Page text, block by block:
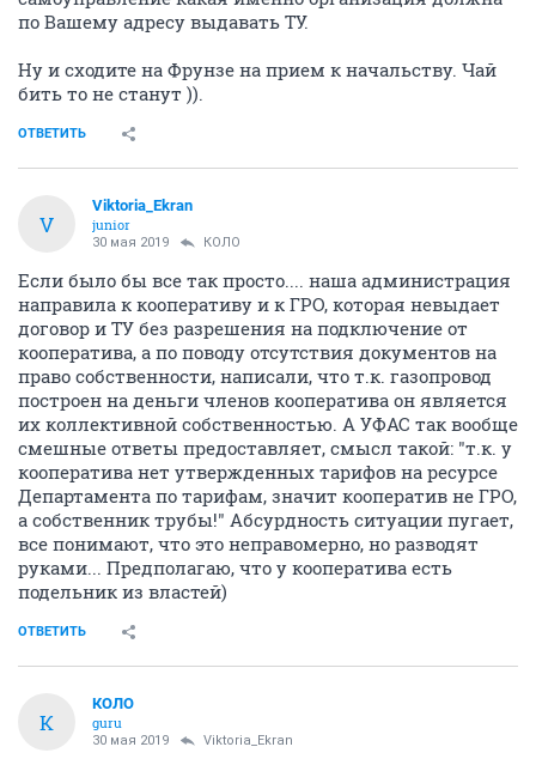
по Вашему адресу выдавать ТУ.
Ну и сходите на Фрунзе на прием к начальству. Чай
бить то не станут )).
ОТВЕТИТЬ
V
Viktoria_Ekran
junior
30 мая 2019 КОЛО
Если было бы все так просто.... наша администрация
направила к кооперативу и к ГРО, которая невыдает
договор и ТУ без разрешения на подключение от
кооператива, а по поводу отсутствия документов на
право собственности, написали, что т.к. газопровод
построен на деньги членов кооператива он является
их коллективной собственностью. А УФАС так вообще
смешные ответы предоставляет, смысл такой: "т.к. у
кооператива нет утвержденных тарифов на ресурсе
Департамента по тарифам, значит кооператив не ГРО,
а собственник трубы!" Абсурдность ситуации пугает,
все понимают, что это неправомерно, но разводят
руками... Предполагаю, что у кооператива есть
подельник из властей)
ОТВЕТИТЬ
К
КОЛО
guru
30 мая 2019 Viktoria_Ekran